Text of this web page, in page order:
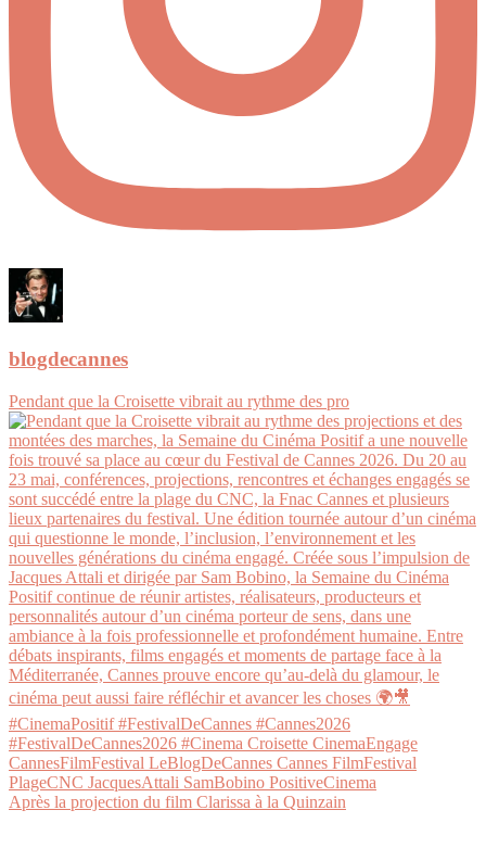
blogdecannes
Pendant que la Croisette vibrait au rythme des pro
Après la projection du film Clarissa à la Quinzain